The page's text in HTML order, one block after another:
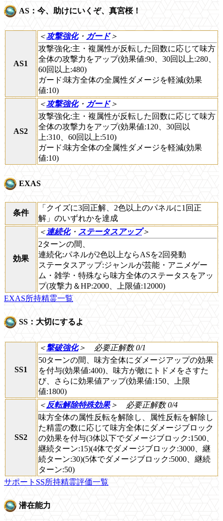
AS：今、助けにいくぞ、真宮桜！
AS1
＜攻撃強化・ ガード＞
攻撃強化:主・複属性が反転した回数に応じて味方
全体の攻撃力をアップ(効果値:90、30回以上:280、
60回以上:480)
ガード:味方全体の全属性ダメージを軽減(効果
値:10)
AS2
＜攻撃強化・ ガード＞
攻撃強化:主・複属性が反転した回数に応じて味方
全体の攻撃力をアップ(効果値:120、30回以
上:310、60回以上:510)
ガード:味方全体の全属性ダメージを軽減(効果
値:10)
EXAS
条件
「クイズに3回正解、2色以上のパネルに1回正
解」のいずれかを達成
効果
＜ 連続化・ ステータスアップ＞
2ターンの間、
連続化:パネルが2色以上ならASを2回発動
ステータスアップ:ジャンルが芸能・アニメゲー
ム・雑学・特殊なら味方全体のステータスをアッ
プ(攻撃力＆HP:2000、上限値:12000)
EXAS所持精霊一覧
SS：大切にするよ
SS1
＜撃破強化＞
必要正解数 0/1
50ターンの間、味方全体にダメージアップの効果
を付与(効果値:400)、味方が敵にトドメをさすた
び、さらに効果値アップ(効果値:150、上限
値:1800)
SS2
＜ 反転解除特殊効果＞
必要正解数 0/4
味方全体の属性反転を解除し、属性反転を解除し
た精霊の数に応じて味方全体にダメージブロック
の効果を付与(3体以下でダメージブロック:1500、
継続ターン:15)(4体でダメージブロック:3000、継
続ターン:30)(5体でダメージブロック:5000、継続
ターン:50)
サポートSS所持精霊評価一覧
潜在能力